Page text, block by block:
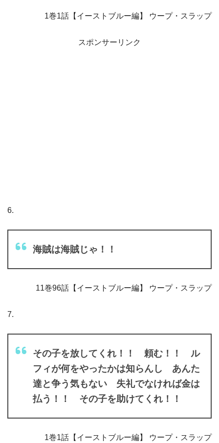
1巻1話【イーストブルー編】 ウープ・スラップ
スポンサーリンク
6.
海賊は海賊じゃ！！
11巻96話【イーストブルー編】 ウープ・スラップ
7.
その子を放してくれ！！ 頼む！！ ル
フィが何をやったかは知らんし あんた
達と争う気もない 失礼でなければ金は
払う！！ その子を助けてくれ！！
1巻1話【イーストブルー編】 ウープ・スラップ